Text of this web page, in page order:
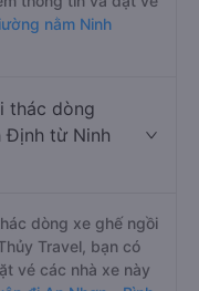
dòng xe giường
Hòa, Bình Minh
Tuấn Tú
nằm Ninh
Định từ Ninh